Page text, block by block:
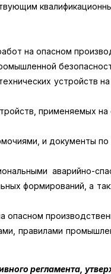
на опасном
устройств
применяемых
и документы
аварийно-
формирований, а
опасном
правилами
регламента,